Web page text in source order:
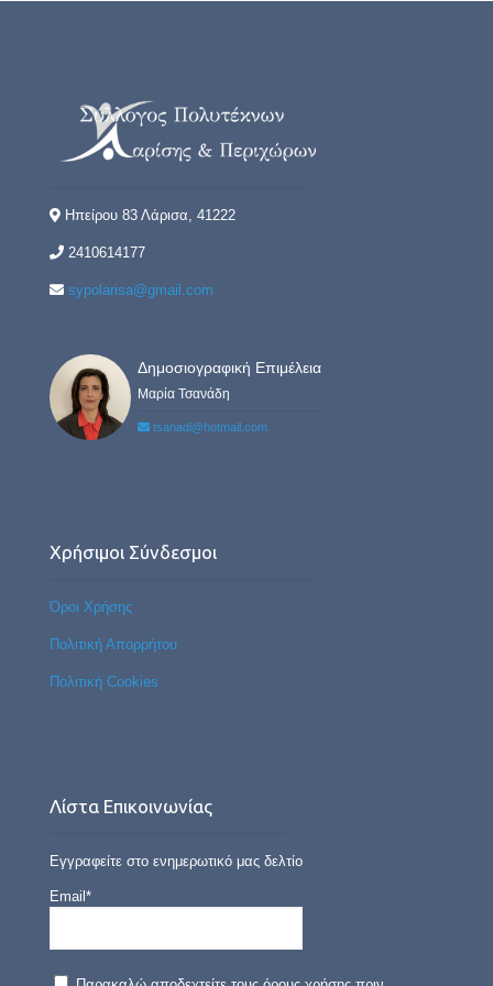
Ηπείρου 83 Λάρισα, 41222
2410614177
sypolarisa@gmail.com
Δημοσιογραφική Επιμέλεια
Μαρία Τσανάδη
tsanadi@hotmail.com
Χρήσιμοι Σύνδεσμοι
Όροι Χρήσης
Πολιτική Απορρήτου
Πολιτική Cookies
Λίστα Επικοινωνίας
Εγγραφείτε στο ενημερωτικό μας δελτίο
Email*